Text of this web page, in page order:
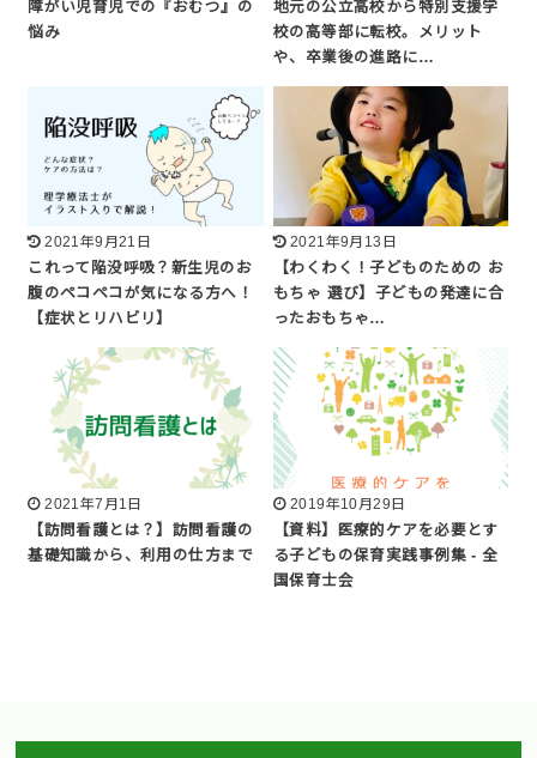
障がい児育児での『おむつ』の
悩み
地元の公立高校から特別支援学
校の高等部に転校。メリット
や、卒業後の進路に…
2021年9月21日
これって陥没呼吸？新生児のお
腹のペコペコが気になる方へ！
【症状とリハビリ】
2021年9月13日
【わくわく！子どものための お
もちゃ 選び】子どもの発達に合
ったおもちゃ…
2021年7月1日
【訪問看護とは？】訪問看護の
基礎知識から、利用の仕方まで
2019年10月29日
【資料】医療的ケアを必要とす
る子どもの保育実践事例集 - 全
国保育士会